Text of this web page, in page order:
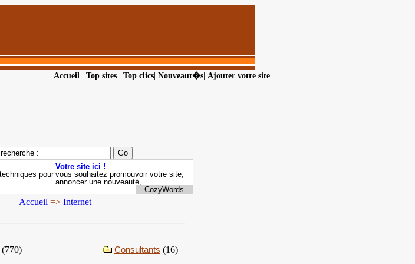
Accueil | Top sites| Top clics| Nouveaut�s| Ajouter votre site
Accueil => Internet
(770) Consultants (16)